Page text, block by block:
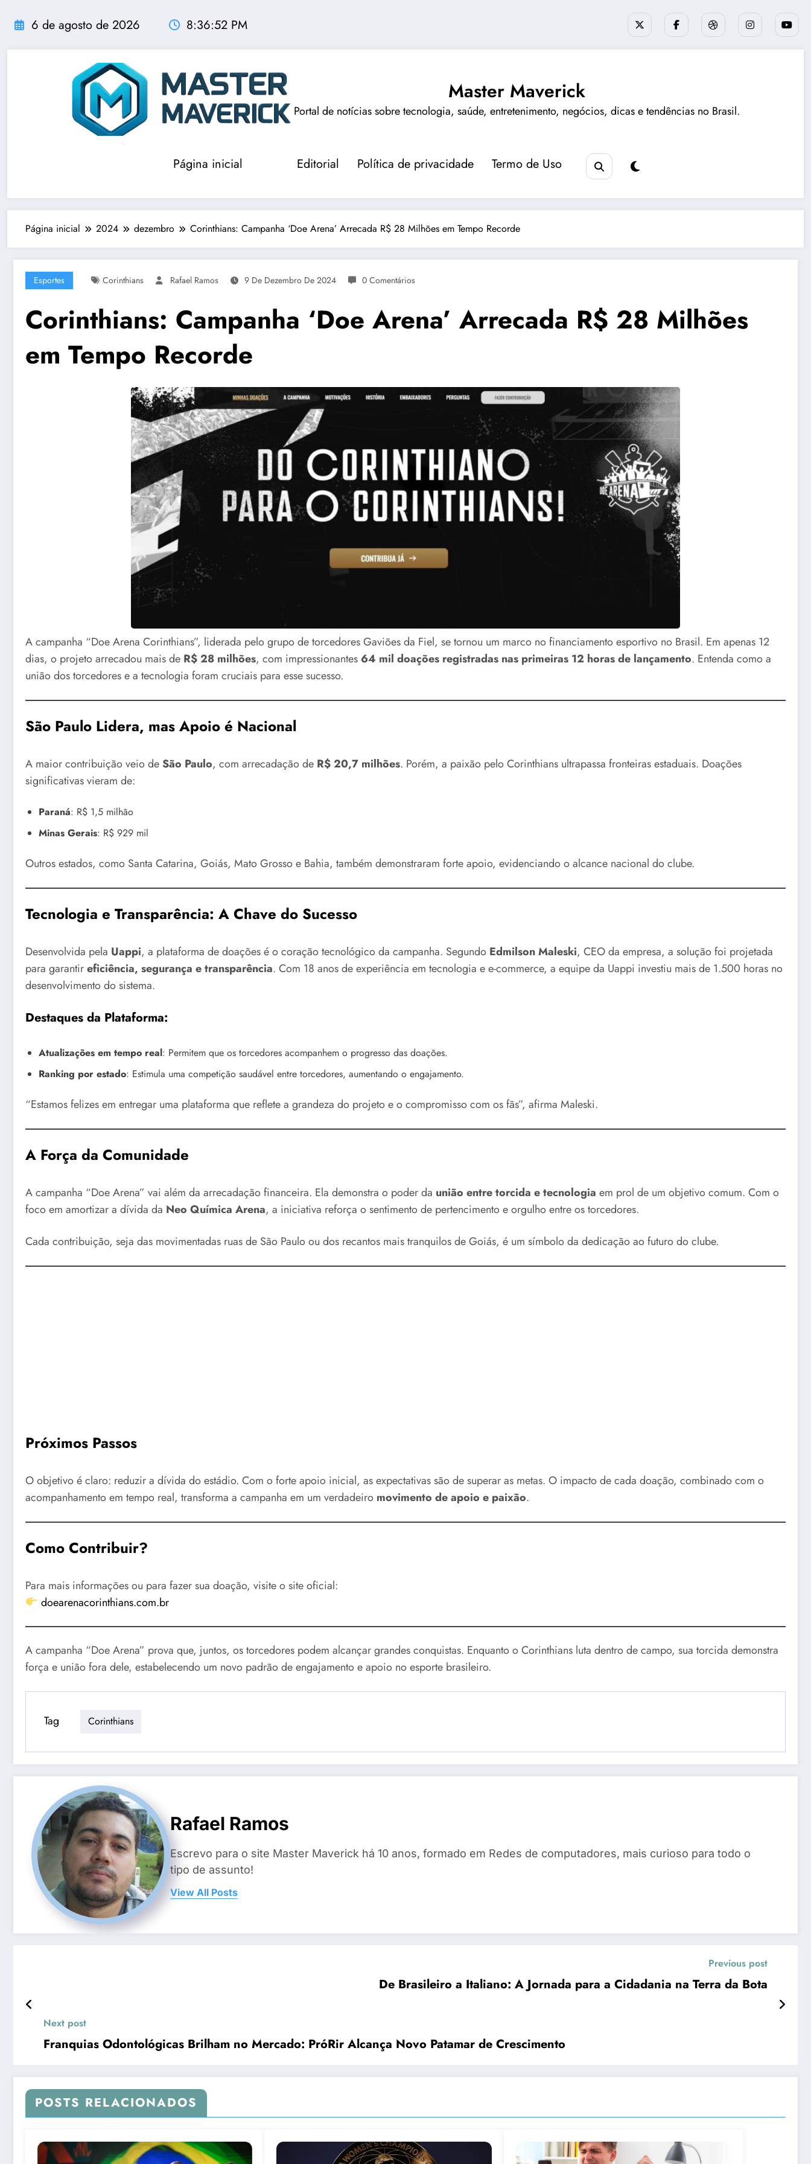
para
conteúdo
6 de agosto de 2026 8:36:53 PM
Master Maverick
Portal de notícias sobre tecnologia, saúde, entretenimento, negócios, dicas e tendências no Brasil.
Página inicial Editorial Política de privacidade Termo de Uso
Página inicial 2024 dezembro Corinthians: Campanha ‘Doe Arena’ Arrecada R$ 28 Milhões em Tempo Recorde
Esportes Corinthians Rafael Ramos 9 De Dezembro De 2024 0 Comentários
Corinthians: Campanha ‘Doe Arena’ Arrecada R$ 28 Milhões
em Tempo Recorde
A campanha “Doe Arena Corinthians”, liderada pelo grupo de torcedores Gaviões da Fiel, se tornou um marco no financiamento esportivo no Brasil. Em apenas 12
dias, o projeto arrecadou mais de R$ 28 milhões, com impressionantes 64 mil doações registradas nas primeiras 12 horas de lançamento. Entenda como a
união dos torcedores e a tecnologia foram cruciais para esse sucesso.
São Paulo Lidera, mas Apoio é Nacional
A maior contribuição veio deSão Paulo, com arrecadação de R$ 20,7 milhões. Porém, a paixão pelo Corinthians ultrapassa fronteiras estaduais. Doações
significativas vieram de:
Paraná: R$ 1,5 milhão
Minas Gerais: R$ 929 mil
Outros estados, como Santa Catarina, Goiás, Mato Grosso e Bahia, também demonstraram forte apoio, evidenciando o alcance nacional do clube.
Tecnologia e Transparência: A Chave do Sucesso
Desenvolvida pela Uappi, a plataforma de doações é o coração tecnológico da campanha. Segundo Edmilson Maleski, CEO da empresa, a solução foi projetada
para garantireficiência, segurança e transparência. Com 18 anos de experiência em tecnologia e e-commerce, a equipe da Uappi investiu mais de 1.500 horas no
desenvolvimento do sistema.
Destaques da Plataforma:
Atualizações em tempo real: Permitem que os torcedores acompanhem o progresso das doações.
Ranking por estado: Estimula uma competição saudável entre torcedores, aumentando o engajamento.
“Estamos felizes em entregar uma plataforma que reflete a grandeza do projeto e o compromisso com os fãs”, afirma Maleski.
A Força da Comunidade
A campanha “Doe Arena” vai além da arrecadação financeira. Ela demonstra o poder da união entre torcida e tecnologia em prol de um objetivo comum. Com o
foco em amortizar a dívida da Neo Química Arena, a iniciativa reforça o sentimento de pertencimento e orgulho entre os torcedores.
Cada contribuição, seja das movimentadas ruas de São Paulo ou dos recantos mais tranquilos de Goiás, é um símbolo da dedicação ao futuro do clube.
Próximos Passos
O objetivo é claro: reduzir a dívida do estádio. Com o forte apoio inicial, as expectativas são de superar as metas. O impacto de cada doação, combinado com o
acompanhamento em tempo real, transforma a campanha em um verdadeiro movimento de apoio e paixão.
Como Contribuir?
Para mais informações ou para fazer sua doação, visite o site oficial:
doearenacorinthians.com.br
A campanha “Doe Arena” prova que, juntos, os torcedores podem alcançar grandes conquistas. Enquanto o Corinthians luta dentro de campo, sua torcida demonstra
força e união fora dele, estabelecendo um novo padrão de engajamento e apoio no esporte brasileiro.
Tag Corinthians
Rafael Ramos
Escrevo para o site Master Maverick há 10 anos, formado em Redes de computadores, mais curioso para todo o
tipo de assunto!
View All Posts
Previous post
De Brasileiro a Italiano: A Jornada para a Cidadania na Terra da Bota
Next post
Franquias Odontológicas Brilham no Mercado: PróRir Alcança Novo Patamar de Crescimento
POSTS RELACIONADOS